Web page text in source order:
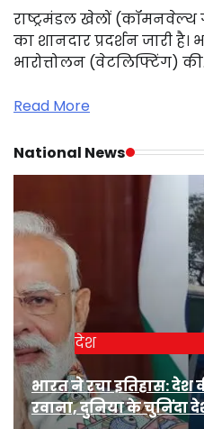
राष्ट्रमंडल खेलों (कॉमनवेल्थ
का शानदार प्रदर्शन जारी
भारोत्तोलन (वेटलिफ्टिंग)
Read More
National News
देश
भारत ने रचा इतिहास: देश
रवाना, दुनिया के चुनिंदा